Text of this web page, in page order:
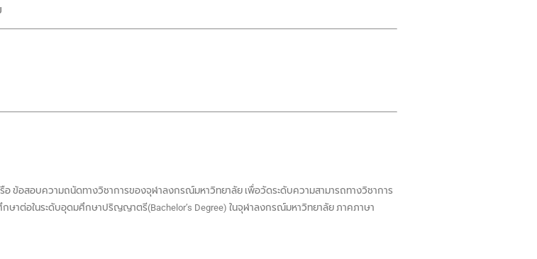
หรือ ข้อสอบความถนัดทางวิชาการของจุฬาลงกรณ์มหาวิทยาลัย เพื่อวัดระดับความสามารถทางวิชาการ
กษาต่อในระดับอุดมศึกษาปริญญาตรี(Bachelor’s Degree) ในจุฬาลงกรณ์มหาวิทยาลัย ภาคภาษา